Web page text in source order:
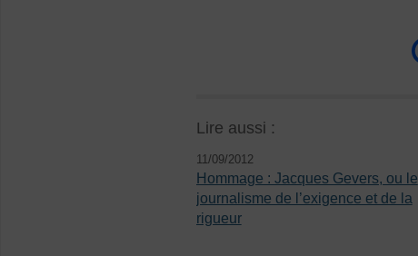
Lire aussi :
11/09/2012
Hommage : Jacques Gevers, ou le
journalisme de l’exigence et de la
rigueur